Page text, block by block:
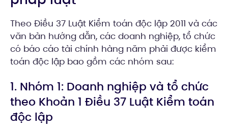
Theo Điều 37 Luật Kiểm toán độc lập 2011 và các
văn bản hướng dẫn, các doanh nghiệp, tổ chức
có báo cáo tài chính hàng năm phải được kiểm
toán độc lập bao gồm các nhóm sau:
1. Nhóm 1: Doanh nghiệp và tổ chức
theo Khoản 1 Điều 37 Luật Kiểm toán
độc lập